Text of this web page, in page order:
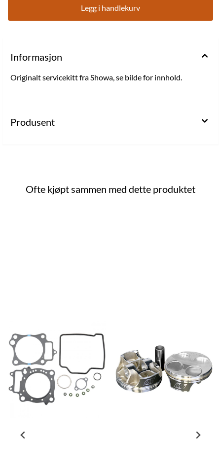
Legg i handlekurv
Informasjon
Originalt servicekitt fra Showa, se bilde for innhold.
Produsent
Ofte kjøpt sammen med dette produktet